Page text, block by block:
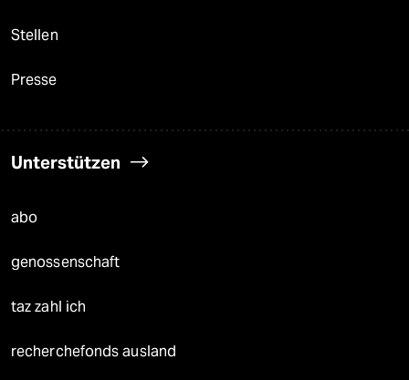
Stellen
Presse
Unterstützen
abo
genossenschaft
taz zahl ich
recherchefonds ausland